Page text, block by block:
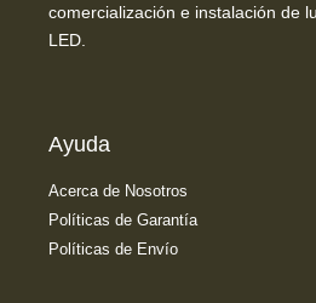
comercialización e instalación de
LED.
Ayuda
Acerca de Nosotros
Políticas de Garantía
Políticas de Envío